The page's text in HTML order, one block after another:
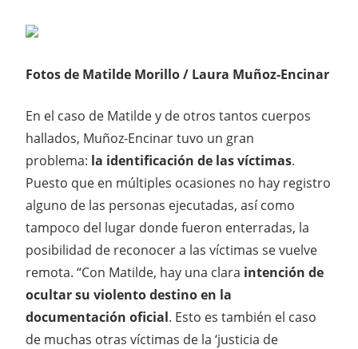
Fotos de Matilde Morillo / Laura Muñoz-Encinar
En el caso de Matilde y de otros tantos cuerpos
hallados, Muñoz-Encinar tuvo un gran
problema: la identificación de las víctimas.
Puesto que en múltiples ocasiones no hay registro
alguno de las personas ejecutadas, así como
tampoco del lugar donde fueron enterradas, la
posibilidad de reconocer a las víctimas se vuelve
remota. “Con Matilde, hay una clara intención de
ocultar su violento destino en la
documentación oficial. Esto es también el caso
de muchas otras víctimas de la ‘justicia de